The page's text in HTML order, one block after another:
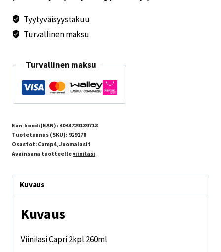
Tyytyväisyystakuu
Turvallinen maksu
Turvallinen maksu
Ean-koodi(EAN): 4043729139718
Tuotetunnus (SKU): 929178
Osastot: Camp4, Juomalasit
Avainsana tuotteelleviinilasi
Kuvaus
Kuvaus
Viinilasi Capri 2kpl 260ml